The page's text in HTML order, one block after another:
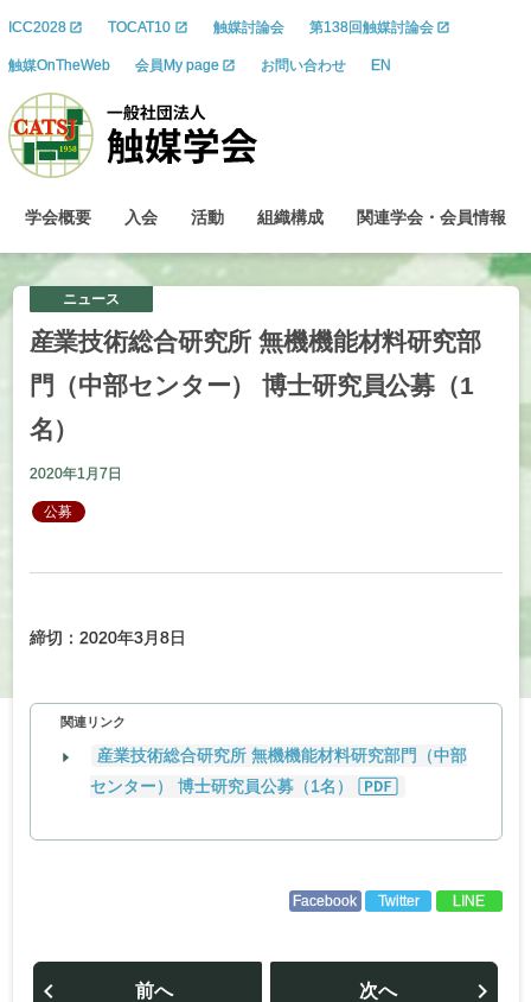
ICC2028 TOCAT10 触媒討論会 第138回触媒討論会
触媒OnTheWeb 会員My page お問い合わせ EN
学会概要 入会 活動 組織構成 関連学会 ・ 会員情報
ニュース
産業技術総合研究所 無機機能材料研究部
門
（中部センター） 博士研究員公募 （1
名）
2020年1月7日
公募
締切：2020年3月8日
関連リンク
産業技術総合研究所 無機機能材料研究部門（中部
センター） 博士研究員公募（1名）
Facebook Twitter LINE
投
前へ 次へ